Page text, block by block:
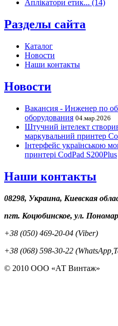
Аплікатори етик... (14)
Разделы сайта
Каталог
Новости
Наши контакты
Новости
Вакансия - Инженер по
оборудования 04.мар.2026
Штучний інтелект
маркувальний принтер
Інтерфейс українською
принтері CodPad S200Plus
Наши контакты
08298, Украина, Киевская
пгт. Коцюбинское, ул.
+38 (050) 469-20-04 (Viber)
+38 (068) 598-30-22
© 2010 ООО «АТ Винтаж»